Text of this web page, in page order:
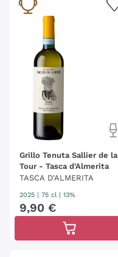
Grillo Tenuta Sallier de la
Tour - Tasca d'Almerita
TASCA D'ALMERITA
2025 75 cl | 13%
9,90 €